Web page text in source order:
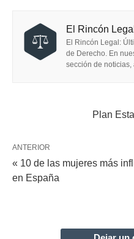
El Rincón Legal
El Rincón Legal:
de Derecho. En
sección de
Plan
ANTERIOR
« 10 de las mujeres más
en España